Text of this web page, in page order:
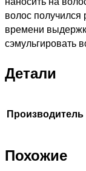
волос
времени
сэмульгировать
Детали
Производитель
Похожие